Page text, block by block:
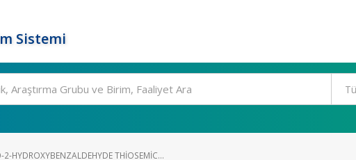
Sistemi
2-HYDROXYBENZALDEHYDE THIOSEMIC...